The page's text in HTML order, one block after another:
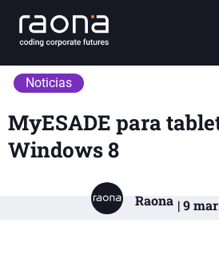
Noticias
MyESADE para
Windows 8
Raona | 9